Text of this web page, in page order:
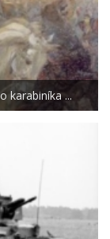
karabiníka ...